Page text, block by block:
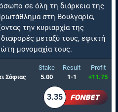
σε όλη τη διάρκεια της
στη Βουλγαρία,
την κυριαρχία της
μεταξύ τους, εφικτή
μονομαχία τους.
Σόφιας
Stake
5.00
Result
1-1
Profit
+11.75
3.35